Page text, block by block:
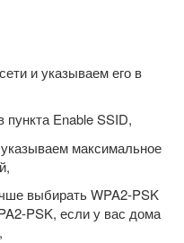
и указываем его в
пункта Enable SSID,
максимальное
выбирать WPA2-PSK
PSK, если у вас дома